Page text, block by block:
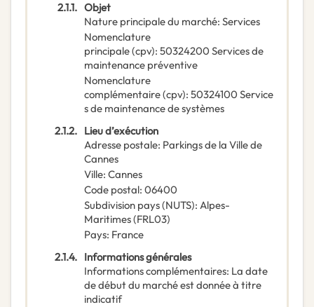
2.1.1. Objet
Nature principale du marché: Services
Nomenclature
principale(cpv): 50324200 Services de
maintenance préventive
Nomenclature
complémentaire(cpv): 50324100 Service
s de maintenance de systèmes
2.1.2. Lieu d’exécution
Adresse postale: Parkings de la Ville de
Cannes
Ville: Cannes
Code postal: 06400
Subdivision pays (NUTS): Alpes-
Maritimes(FRL03)
Pays: France
2.1.4. Informations générales
Informations complémentaires: La date
de début du marché est donnée à titre
indicatif